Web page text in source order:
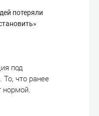
потеряли
под
То, что ранее
нормой.